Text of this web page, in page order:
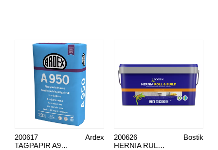
TAGPAPIR A950
Ardex
200617
HERNIA RULLE & BYG RULLE PANEL
Bostik
200626